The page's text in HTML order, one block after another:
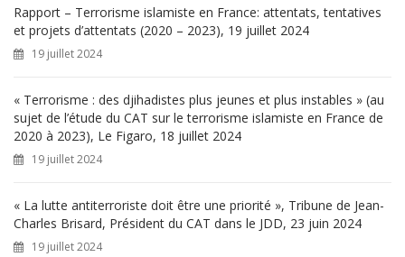
h
e
r
Rapport – Terrorisme islamiste en France: attentats, tentatives
et projets d’attentats (2020 – 2023), 19 juillet 2024
19 juillet 2024
« Terrorisme : des djihadistes plus jeunes et plus instables » (au
sujet de l’étude du CAT sur le terrorisme islamiste en France de
2020 à 2023), Le Figaro, 18 juillet 2024
19 juillet 2024
« La lutte antiterroriste doit être une priorité », Tribune de Jean-
Charles Brisard, Président du CAT dans le JDD, 23 juin 2024
19 juillet 2024